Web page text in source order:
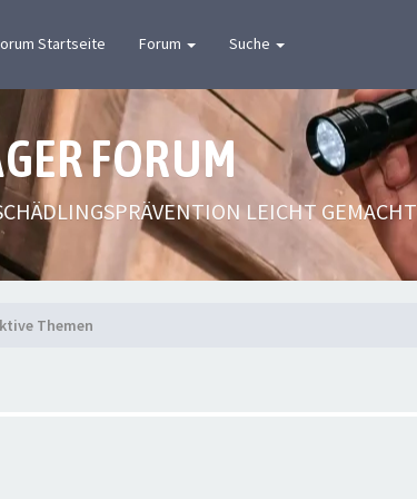
Startseite Forum Suche
FORUM
LEICHT GEMACHT
Themen